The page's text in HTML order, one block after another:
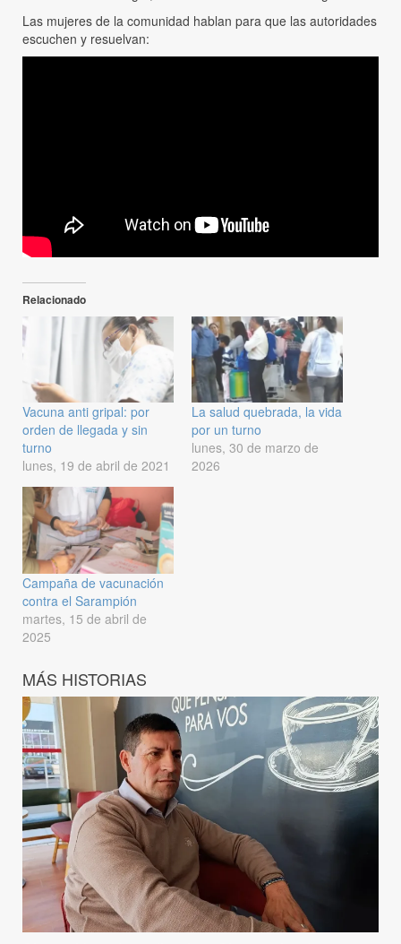
Las mujeres de la comunidad hablan para que las autoridades
escuchen y resuelvan:
Relacionado
Vacuna anti gripal: por
orden de llegada y sin
turno
lunes, 19 de abril de 2021
La salud quebrada, la vida
por un turno
lunes, 30 de marzo de
2026
Campaña de vacunación
contra el Sarampión
martes, 15 de abril de
2025
MÁS HISTORIAS